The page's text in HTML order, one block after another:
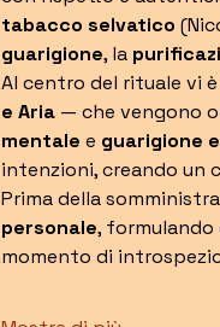
tabacco selvatico
guarigione, la
Al centro del rituale vi
e Aria — che vengono
mentale e guarigione
intenzioni, creando un
Prima della
personale, formulando
momento di